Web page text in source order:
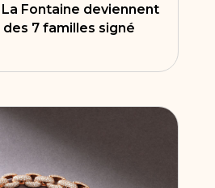
La Fontaine deviennent
7 familles signé